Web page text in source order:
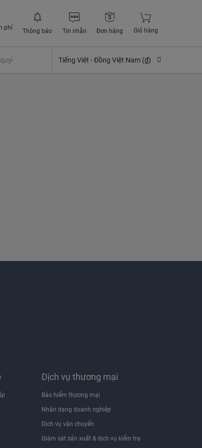
phí
Thông báo Tin nhắn Đơn hàng Giỏ hàng
lợi bảo hiểm Tiếng Việt -Đồng Việt Nam (₫)
Dịch vụ thương mại
Bảo hiểm thương mại
Nhận dạng doanh nghiệp
Dịch vụ vận chuyển
Giám sát sản xuất & dịch vụ kiểm tra